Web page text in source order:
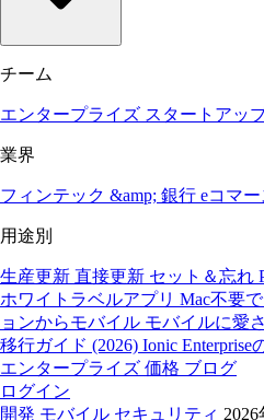
チーム
エンタープライズ スタートアッ
業界
フィンテック &amp; 銀行 eコマー
用途別
生産更新 直接更新 セット＆忘れ
ホワイトラベルアプリ Mac不要
ョンからモバイル モバイルに愛
移行ガイド (2026) Ionic Enterprise
エンタープライズ 価格 ブログ
ログイン
開発 モバイル セキュリティ 2026